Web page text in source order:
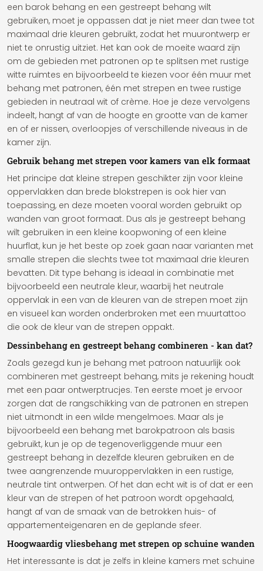
een barok behang en een gestreept behang wilt
gebruiken, moet je oppassen dat je niet meer dan twee tot
maximaal drie kleuren gebruikt, zodat het muurontwerp er
niet te onrustig uitziet. Het kan ook de moeite waard zijn
om de gebieden met patronen op te splitsen met rustige
witte ruimtes en bijvoorbeeld te kiezen voor één muur met
behang met patronen, één met strepen en twee rustige
gebieden in neutraal wit of crème. Hoe je deze vervolgens
indeelt, hangt af van de hoogte en grootte van de kamer
en of er nissen, overloopjes of verschillende niveaus in de
kamer zijn.
Gebruik behang met strepen voor kamers van elk formaat
Het principe dat kleine strepen geschikter zijn voor kleine
oppervlakken dan brede blokstrepen is ook hier van
toepassing, en deze moeten vooral worden gebruikt op
wanden van groot formaat. Dus als je gestreept behang
wilt gebruiken in een kleine koopwoning of een kleine
huurflat, kun je het beste op zoek gaan naar varianten met
smalle strepen die slechts twee tot maximaal drie kleuren
bevatten. Dit type behang is ideaal in combinatie met
bijvoorbeeld een neutrale kleur, waarbij het neutrale
oppervlak in een van de kleuren van de strepen moet zijn
en visueel kan worden onderbroken met een muurtattoo
die ook de kleur van de strepen oppakt.
Dessinbehang en gestreept behang combineren - kan dat?
Zoals gezegd kun je behang met patroon natuurlijk ook
combineren met gestreept behang, mits je rekening houdt
met een paar ontwerptrucjes. Ten eerste moet je ervoor
zorgen dat de rangschikking van de patronen en strepen
niet uitmondt in een wilde mengelmoes. Maar als je
bijvoorbeeld een behang met barokpatroon als basis
gebruikt, kun je op de tegenoverliggende muur een
gestreept behang in dezelfde kleuren gebruiken en de
twee aangrenzende muuroppervlakken in een rustige,
neutrale tint ontwerpen. Of het dan echt wit is of dat er een
kleur van de strepen of het patroon wordt opgehaald,
hangt af van de smaak van de betrokken huis- of
appartementeigenaren en de geplande sfeer.
Hoogwaardig vliesbehang met strepen op schuine wanden
Het interessante is dat je zelfs in kleine kamers met schuine